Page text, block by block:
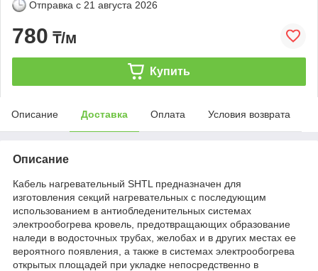
Отправка с 21 августа 2026
780 ₸/м
Купить
Описание Доставка Оплата Условия возврата
Описание
Кабель нагревательный SHTL предназначен для
изготовления секций нагревательных с последующим
использованием в антиобледенительных системах
электрообогрева кровель, предотвращающих образование
наледи в водосточных трубах, желобах и в других местах ее
вероятного появления, а также в системах электрообогрева
открытых площадей при укладке непосредственно в